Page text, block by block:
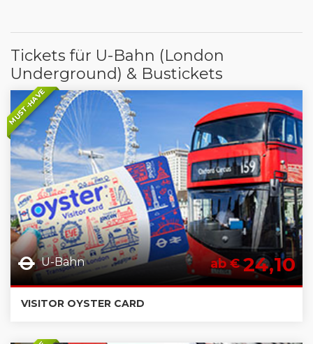
Tickets für U-Bahn (London
Underground) & Bustickets
MUST-HAVE
U-Bahn ab €24,10
VISITOR OYSTER CARD